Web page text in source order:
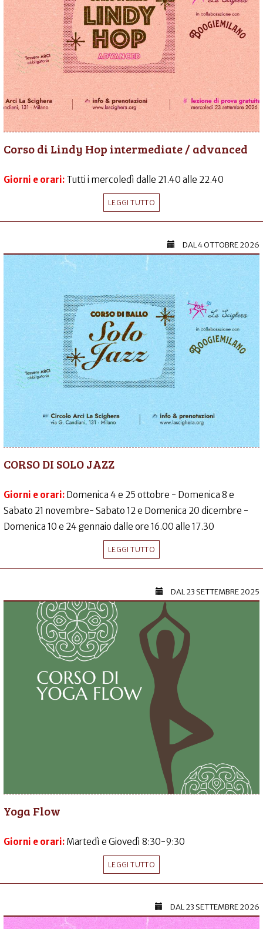
Corso di Lindy Hop intermediate / advanced
Giorni e orari: Tutti i mercoledì dalle 21.40 alle 22.40
LEGGI TUTTO
DAL4 OTTOBRE 2026
CORSO DI SOLO JAZZ
Giorni e orari: Domenica 4 e 25 ottobre - Domenica 8 e
Sabato 21 novembre- Sabato 12 e Domenica 20 dicembre -
Domenica 10 e 24 gennaio dalle ore 16.00 alle 17.30
LEGGI TUTTO
DAL23 SETTEMBRE 2025
Yoga Flow
Giorni e orari: Martedì e Giovedì 8:30-9:30
LEGGI TUTTO
DAL23 SETTEMBRE 2026